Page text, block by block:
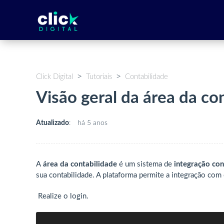
Click Digital Tutoriais Contabilidade
Visão geral da área da
Atualizado: há 5 anos
A área da contabilidade é um sistema de integração
sua contabilidade. A plataforma permite a integração
Realize o login.